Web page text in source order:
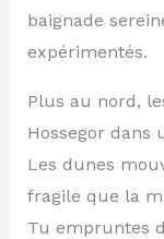
baignade
expérimentés.
Plus au nord,
Hossegor dans
Les dunes
fragile que la
Tu empruntes